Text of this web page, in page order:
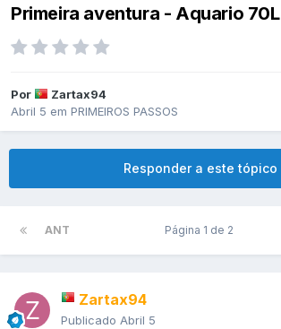
Primeira aventura - Aquario 70L
Por
Zartax94
Abril 5 em PRIMEIROS PASSOS
Responder a este tópico
ANT Página 1 de 2
Zartax94
Publicado Abril 5